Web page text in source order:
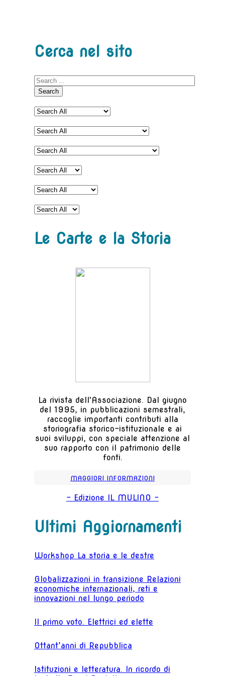
Cerca nel sito
Search
Le Carte e la Storia
La rivista dell'Associazione. Dal giugno
del 1995, in pubblicazioni semestrali,
raccoglie importanti contributi alla
storiografia storico-istituzionale e ai
suoi sviluppi, con speciale attenzione al
suo rapporto con il patrimonio delle
fonti.
MAGGIORI INFORMAZIONI
- Edizione IL MULINO -
Ultimi Aggiornamenti
Workshop La storia e le destre
Globalizzazioni in transizione Relazioni
economiche internazionali, reti e
innovazioni nel lungo periodo
Il primo voto. Elettrici ed elette
Ottant’anni di Repubblica
Istituzioni e letteratura. In ricordo di